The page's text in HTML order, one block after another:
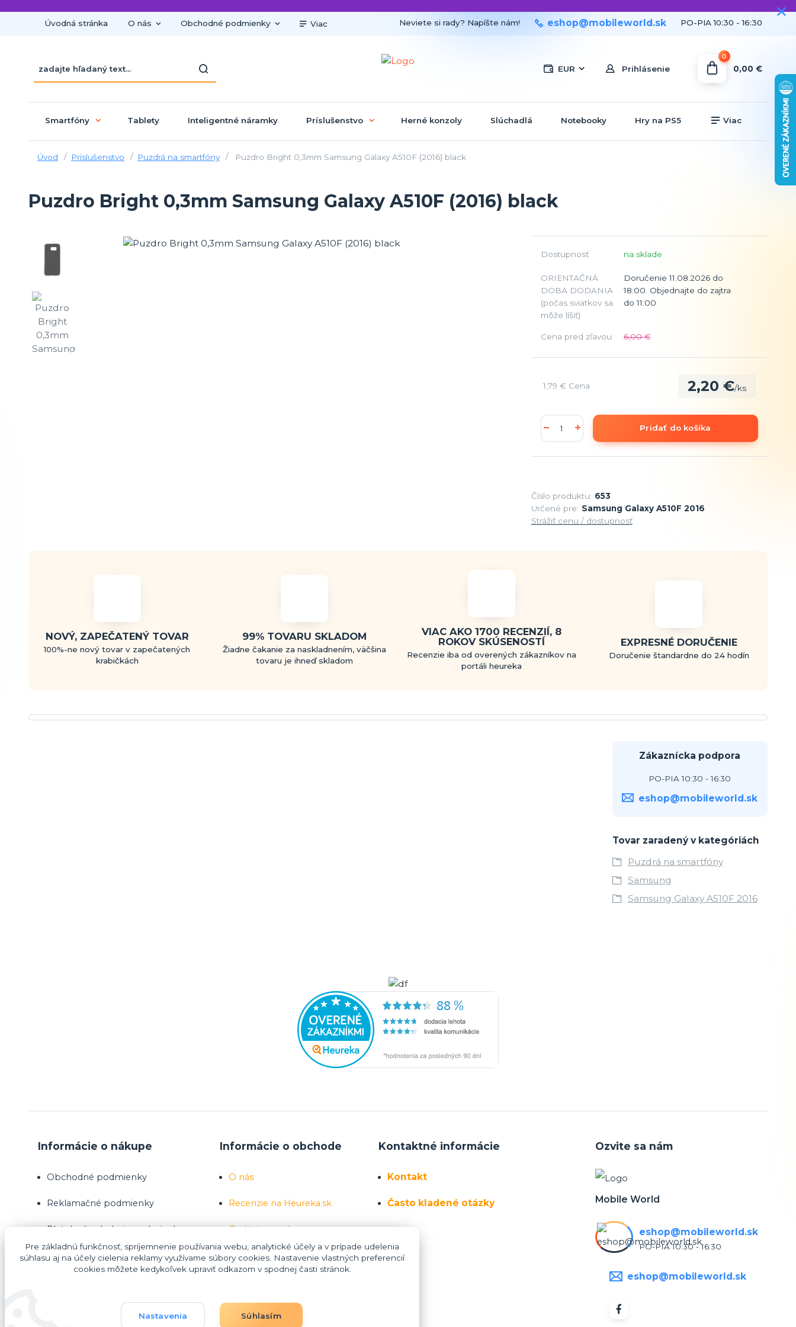
Úvodná stránka O nás Obchodné podmienky Viac
EUR Prihlásenie
Neviete si rady? Napíšte nám! eshop@mobileworld.sk PO-PIA 10:30 - 16:30
0
0,00 €
Smartfóny Tablety Inteligentné náramky Príslušenstvo Herné konzoly Slúchadlá Notebooky Hry na PS5 Viac
Úvod Príslušenstvo Puzdrá na smartfóny Puzdro Bright 0,3mm Samsung Galaxy A510F (2016) black
Puzdro Bright 0,3mm Samsung Galaxy A510F (2016) black
Dostupnosť na sklade
ORIENTAČNÁ
DOBA DODANIA
(počas sviatkov sa
môže líšiť)
Doručenie 11.08.2026 do
18:00. Objednajte do zajtra
do 11:00
Cena pred zľavou 6,00 €
2,20 €/ks
1,79 € Cena
Pridať do košíka
Číslo produktu: 653
Určené pre: Samsung Galaxy A510F 2016
Strážiť cenu / dostupnosť
NOVÝ, ZAPEČATENÝ TOVAR
100%-ne nový tovar v zapečatených
krabičkách
99% TOVARU SKLADOM
Žiadne čakanie za naskladnením, väčšina
tovaru je ihneď skladom
VIAC AKO 1700 RECENZIÍ, 8
ROKOV SKÚSENOSTÍ
Recenzie iba od overených zákazníkov na
portáli heureka
EXPRESNÉ DORUČENIE
Doručenie štandardne do 24 hodín
Zákaznícka podpora
PO-PIA 10:30 - 16:30
eshop@mobileworld.sk
Tovar zaradený v kategóriách
Puzdrá na smartfóny
Samsung
Samsung Galaxy A510F 2016
Informácie o nákupe
Obchodné podmienky
Reklamačné podmienky
Platobné a dodacie podmienky
Ako nakupovať
Informácie o obchode
O nás
Recenzie na Heureka.sk
Opýtajte sa nás
Kontaktné informácie
Kontakt
Často kladené otázky
Ozvite sa nám
Mobile World
eshop@mobileworld.sk
PO-PIA 10:30 - 16:30
eshop@mobileworld.sk
Pre základnú funkčnosť, spríjemnenie používania webu, analytické účely a v prípade udelenia
súhlasu aj na účely cielenia reklamy využívame súbory cookies. Nastavenie vlastných preferencií
cookies môžete kedykoľvek upraviť odkazom v spodnej časti stránok.
Nastavenia Súhlasím